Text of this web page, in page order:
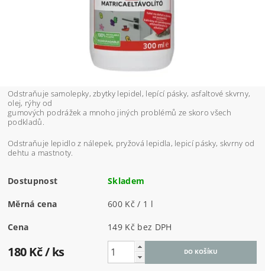
Odstraňuje samolepky, zbytky lepidel, lepící pásky, asfaltové skvrny,
olej, rýhy od
gumových podrážek a mnoho jiných problémů ze skoro všech
podkladů.
Odstraňuje lepidlo z nálepek, pryžová lepidla, lepicí pásky, skvrny od
dehtu a mastnoty.
Dostupnost Skladem
Měrná cena 600 Kč / 1 l
Cena 149 Kč bez DPH
180 Kč/ ks